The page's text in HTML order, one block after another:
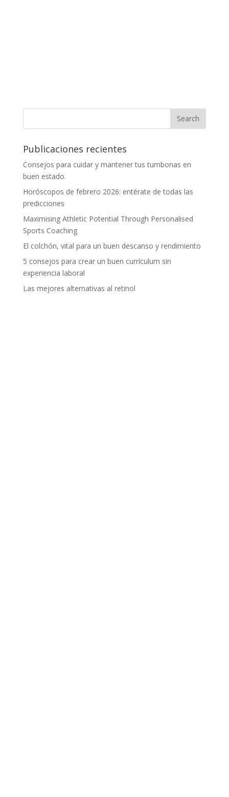
Publicaciones recientes
Consejos para cuidar y mantener tus tumbonas en
buen estado.
Horóscopos de febrero 2026: entérate de todas las
predicciones
Maximising Athletic Potential Through Personalised
Sports Coaching
El colchón, vital para un buen descanso y rendimiento
5 consejos para crear un buen currículum sin
experiencia laboral
Las mejores alternativas al retinol